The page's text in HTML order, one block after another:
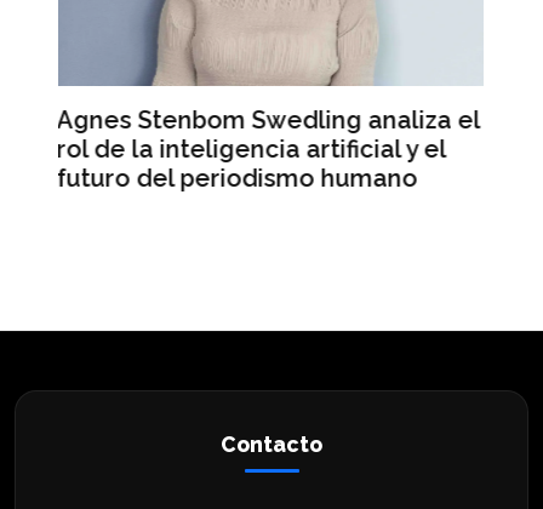
el
Mercado Libre registra ingresos
récord pero sus acciones caen en
Wall Street
Contacto